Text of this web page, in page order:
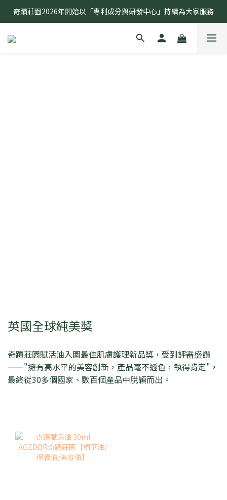
奇蹟莊園2026年開始以「專利成分與研發中心」持續為大家服務
奇蹟莊園2026年開始以「專利成分與研發中心」持續為大家服務
敏弱無患 奇蹟有感 全球首創研究無患子種仁油功效
英國全球純美獎
奇蹟莊園賦活油入圍最佳肌膚護理新品獎，受到評審盛讚
——"擁有高水平的美容創新，產品毫不遜色，執得肯定"，
最終從30多個國家、數百個產品中脫穎而出。